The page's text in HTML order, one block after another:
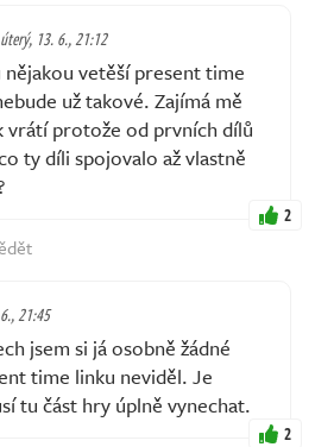
úterý, 13. 6., 21:12
vetěší present time
už takové. Zajímá mě
vrátí protože od prvních dílů
ty díli spojovalo až vlastně
2
21:45
jsem si já osobně žádné
time linku neviděl. Je
tu část hry úplně vynechat.
2